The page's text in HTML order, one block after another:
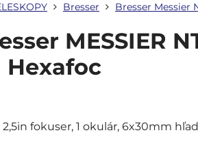
Bresser Bresser Messier
MESSIER
Hexafoc
fokuser, 1 okulár, 6x30mm